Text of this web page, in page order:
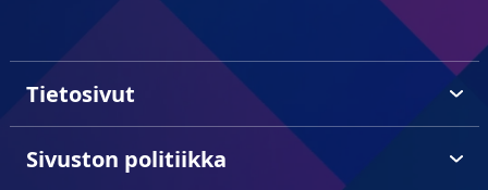
Tietosivut
Sivuston politiikka